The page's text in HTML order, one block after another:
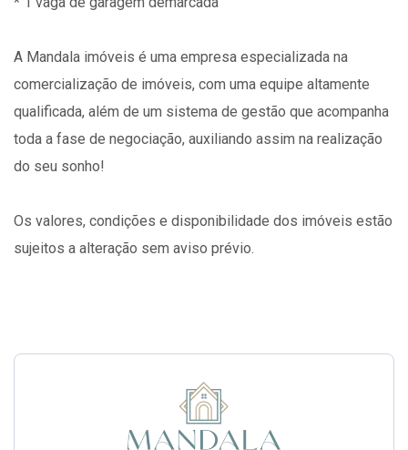
A Mandala imóveis é uma empresa especializada na
comercialização de imóveis, com uma equipe altamente
qualificada, além de um sistema de gestão que acompanha
toda a fase de negociação, auxiliando assim na realização
do seu sonho!
Os valores, condições e disponibilidade dos imóveis estão
sujeitos a alteração sem aviso prévio.